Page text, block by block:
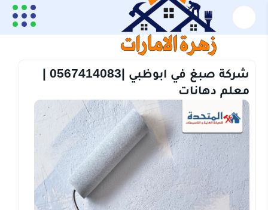
الرئيسية
شركة صبغ
شركة صبغ في ابوظبي |0567414083 |معلم دهانات
شركة صبغ في ابوظبي |0567414083 |
معلم دهانات